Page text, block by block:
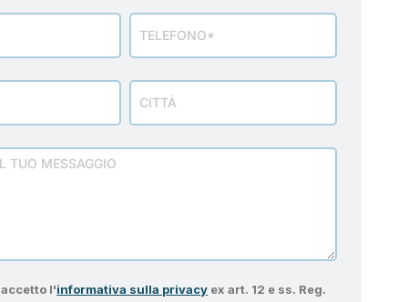
l'informativa sulla privacy ex art. 12 e ss. Reg.